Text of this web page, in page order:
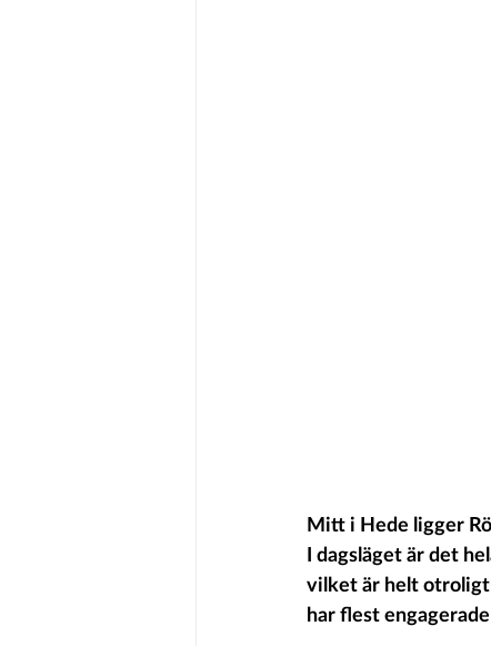
Mitt i Hede ligger
I dagsläget är det
vilket är helt
har flest